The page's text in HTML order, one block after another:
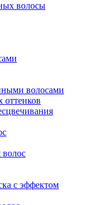
волосы
волосами
оттенков
волос
с эффектом